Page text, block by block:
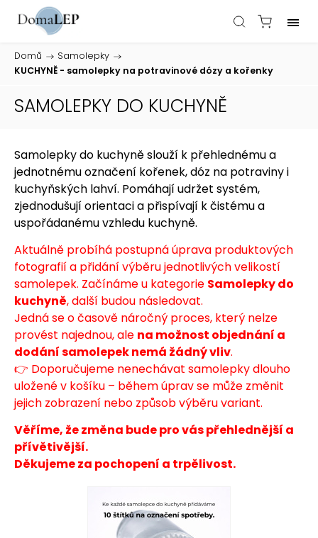
Domů / Samolepky /
KUCHYNĚ - samolepky na potravinové dózy a kořenky
SAMOLEPKY DO KUCHYNĚ
Samolepky do kuchyně slouží k přehlednému a
jednotnému označení kořenek, dóz na potraviny i
kuchyňských lahví. Pomáhají udržet systém,
zjednodušují orientaci a přispívají k čistému a
uspořádanému vzhledu kuchyně.
Aktuálně probíhá postupná úprava produktových
fotografií a přidání výběru jednotlivých velikostí
samolepek. Začínáme u kategorie Samolepky do
kuchyně, další budou následovat.
Jedná se o časově náročný proces, který nelze
provést najednou, ale na možnost objednání a
dodání samolepek nemá žádný vliv.
👉 Doporučujeme nenechávat samolepky dlouho
uložené v košíku – během úprav se může změnit
jejich zobrazení nebo způsob výběru variant.
Věříme, že změna bude pro vás přehlednější a
přívětivější.
Děkujeme za pochopení a trpělivost.